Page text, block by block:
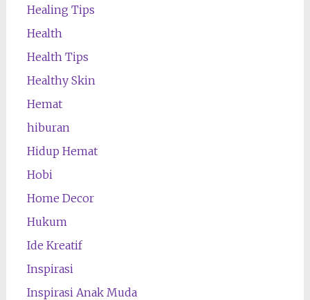
Healing Tips
Health
Health Tips
Healthy Skin
Hemat
hiburan
Hidup Hemat
Hobi
Home Decor
Hukum
Ide Kreatif
Inspirasi
Inspirasi Anak Muda